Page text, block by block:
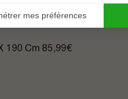
190 Cm85,99€
mes préférences